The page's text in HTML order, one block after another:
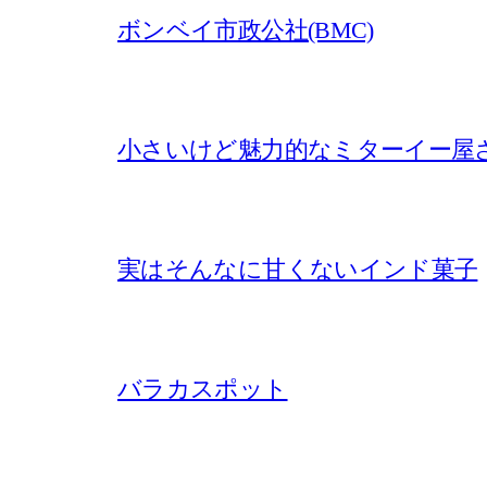
ボンベイ市政公社(BMC)
小さいけど魅力的なミターイー屋
実はそんなに甘くないインド菓子
バラカスポット